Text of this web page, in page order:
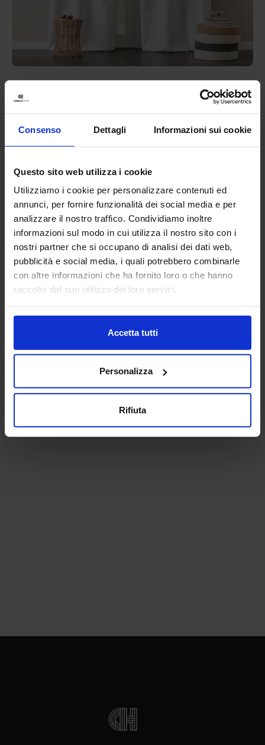
Consenso Dettagli Informazioni sui cookie
Questo sito web utilizza i cookie
Utilizziamo i cookie per personalizzare contenuti ed
annunci, per fornire funzionalità dei social media e per
analizzare il nostro traffico. Condividiamo inoltre
informazioni sul modo in cui utilizza il nostro sito con i
nostri partner che si occupano di analisi dei dati web,
pubblicità e social media, i quali potrebbero combinarle
con altre informazioni che ha fornito loro o che hanno
raccolto dal suo utilizzo dei loro servizi.
Accetta tutti
Personalizza
Rifiuta
Tenda Confezionata Oslo
28,90€ Da 20,00€
Colori disponibili